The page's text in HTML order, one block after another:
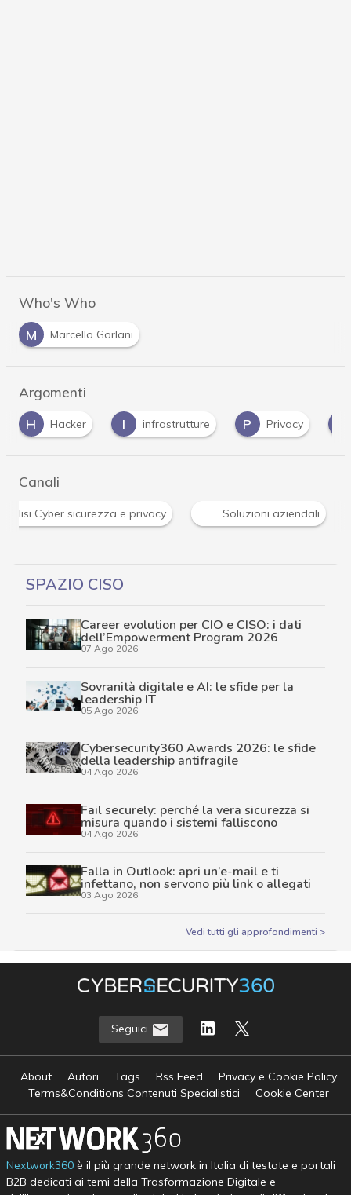
Who's Who
M
Marcello Gorlani
Argomenti
I
infrastrutture P Privacy Z Zoom
Canali
News, attualità e analisi Cyber sicurezza e privacy
SPAZIO CISO
Career evolution per CIO e CISO: i dati
dell’Empowerment Program 2026
07 Ago 2026
Sovranità digitale e AI: le sfide per la
leadership IT
05 Ago 2026
Cybersecurity360 Awards 2026: le sfide
della leadership antifragile
04 Ago 2026
Fail securely: perché la vera sicurezza si
misura quando i sistemi falliscono
04 Ago 2026
Falla in Outlook: apri un’e-mail e ti
infettano, non servono più link o allegati
03 Ago 2026
Vedi tutti gli approfondimenti >
Seguici
About Autori Tags Rss Feed
Privacy e Cookie Policy
Terms&Conditions Contenuti Specialistici
Cookie Center
Nextwork360è il più grande network in Italia di testate e portali
B2B dedicati ai temi della Trasformazione Digitale e